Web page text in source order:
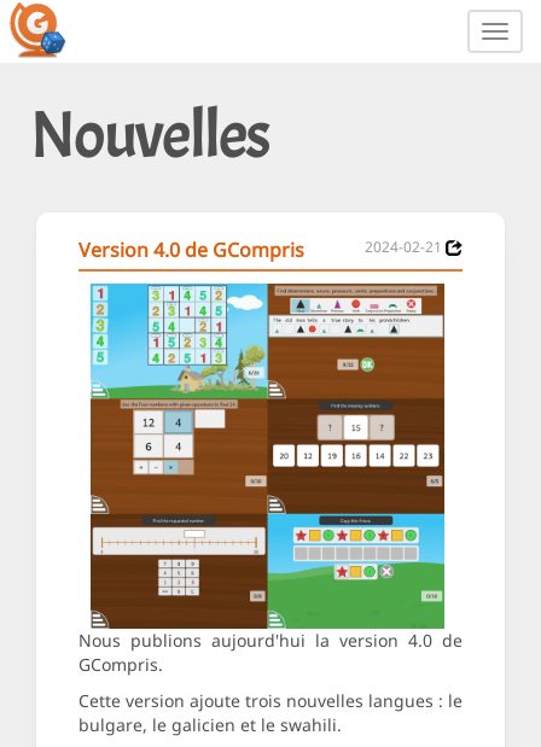
Nouvelles
Version 4.0 de GCompris 2024-02-21
Nous publions aujourd'hui la version 4.0 de
GCompris.
Cette version ajoute trois nouvelles langues : le
bulgare, le galicien et le swahili.